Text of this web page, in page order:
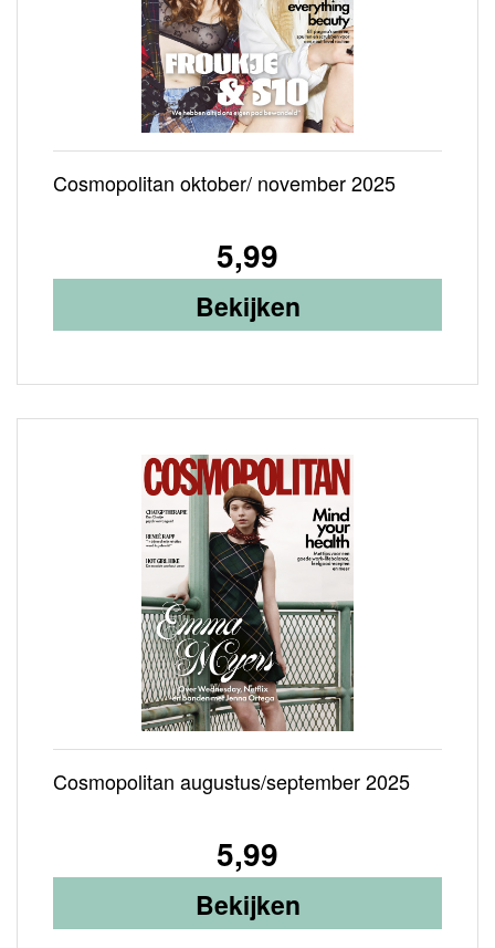
Cosmopolitan oktober/ november 2025
5,99
Bekijken
Cosmopolitan augustus/september 2025
5,99
Bekijken